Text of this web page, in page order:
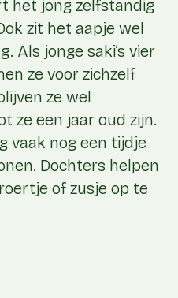
het jong zelfstandig
zit het aapje wel
Als jonge saki’s vier
ze voor zichzelf
ze wel
ze een jaar oud zijn.
vaak nog een tijdje
Dochters helpen
of zusje op te